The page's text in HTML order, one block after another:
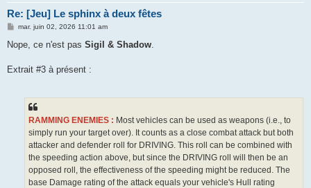
Re: [Jeu] Le sphinx à deux fêtes
M
s
s
g
mar. juin 02, 2026 11:01 am
Nope, ce n'est pas Sigil & Shadow.
Extrait #3 à présent :
RAMMING ENEMIES : Most vehicles can be used as weapons (i.e., to
simply run your target over). It counts as a close combat attack but both
attacker and defender roll for DRIVING. This roll can be combined with
the speeding action above, but since the DRIVING roll will then be an
opposed roll, the effectiveness of the speeding might be reduced. The
base Damage rating of the attack equals your vehicle's Hull rating